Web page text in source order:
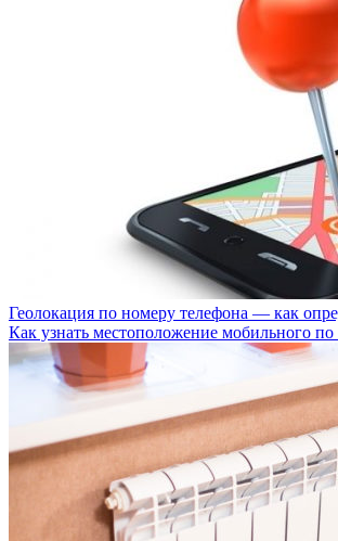
Геолокация по номеру телефона — как
Как узнать местоположение мобильного